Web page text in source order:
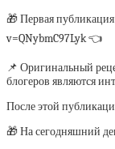
🎁 Первая
v=QNybmC97Lyk 👈
📌 Оригинальный
блогеров являются
После этой
🎁 На сегодняшний